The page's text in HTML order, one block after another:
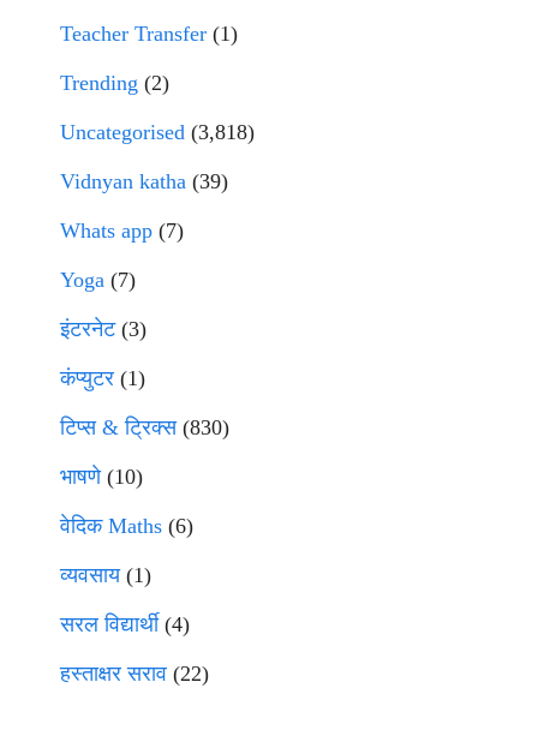
Teacher Transfer (1)
Trending (2)
Uncategorised (3,818)
Vidnyan katha (39)
Whats app (7)
Yoga (7)
इंटरनेट(3)
कंप्युटर (1)
टिप्स & ट्रिक्स(830)
भाषणे(10)
वेदिक Maths (6)
व्यवसाय(1)
सरल विद्यार्थी(4)
हस्ताक्षर सराव (22)